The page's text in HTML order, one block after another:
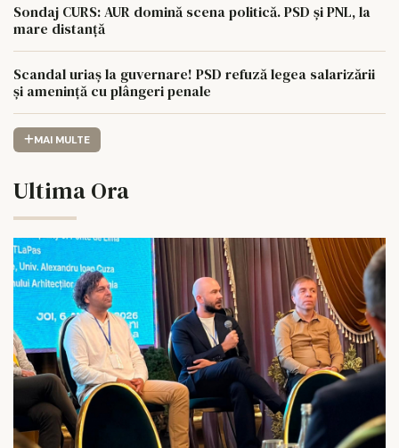
Sondaj CURS: AUR domină scena politică. PSD și PNL, la
mare distanță
Scandal uriaș la guvernare! PSD refuză legea salarizării
și amenință cu plângeri penale
MAI MULTE
Ultima Ora